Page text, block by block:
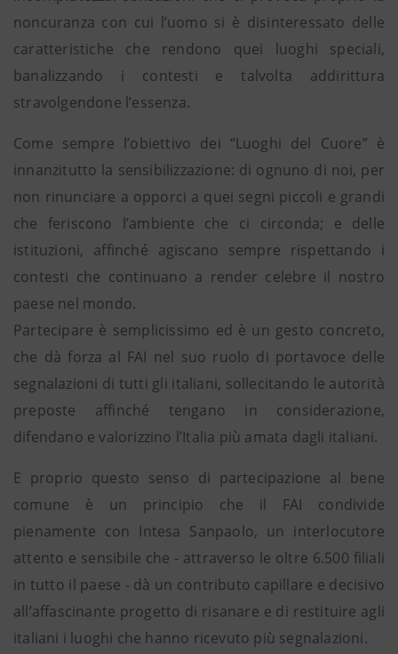
noncuranza con cui l’uomo si è disinteressato delle
caratteristiche che rendono quei luoghi speciali,
banalizzando i contesti e talvolta addirittura
stravolgendone l’essenza.
Come sempre l’obiettivo dei “Luoghi del Cuore” è
innanzitutto la sensibilizzazione: di ognuno di noi, per
non rinunciare a opporci a quei segni piccoli e grandi
che feriscono l’ambiente che ci circonda; e delle
istituzioni, affinché agiscano sempre rispettando i
contesti che continuano a render celebre il nostro
paese nel mondo.
Partecipare è semplicissimo ed è un gesto concreto,
che dà forza al FAI nel suo ruolo di portavoce delle
segnalazioni di tutti gli italiani, sollecitando le autorità
preposte affinché tengano in considerazione,
difendano e valorizzino l’Italia più amata dagli italiani.
E proprio questo senso di partecipazione al bene
comune è un principio che il FAI condivide
pienamente con Intesa Sanpaolo, un interlocutore
attento e sensibile che - attraverso le oltre 6.500 filiali
in tutto il paese - dà un contributo capillare e decisivo
all’affascinante progetto di risanare e di restituire agli
italiani i luoghi che hanno ricevuto più segnalazioni.